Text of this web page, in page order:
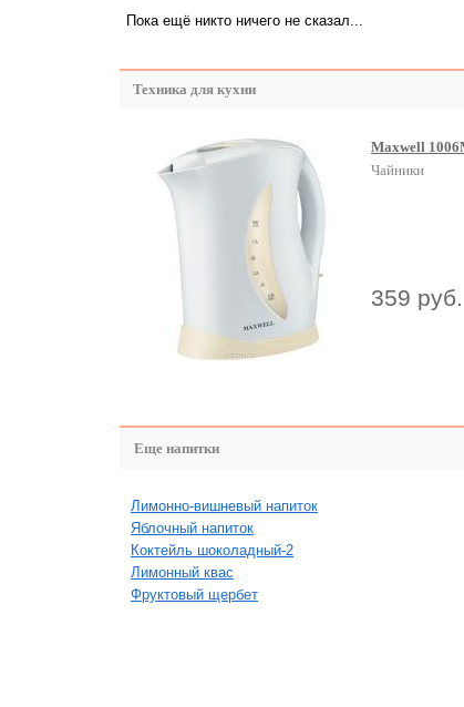
Пока ещё никто ничего не сказал...
Техника для кухни
Maxwell
Чайники
359 руб.
Еще напитки
Лимонно-вишневый напиток
Яблочный напиток
Коктейль шоколадный-2
Лимонный квас
Фруктовый щербет